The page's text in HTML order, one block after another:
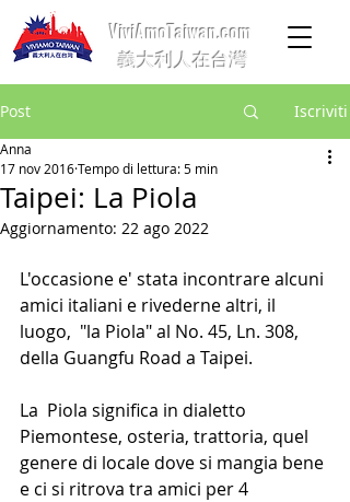
ViviAmoTaiwan.com
義大利人在台灣
Post Iscriviti
Taipei: La Piola
Anna
17 nov 2016Tempo di lettura: 5 min
Aggiornamento: 22 ago 2022
L'occasione e' stata incontrare alcuni
amici italiani e rivederne altri, il
luogo,  "la Piola" al No. 45, Ln. 308,
della Guangfu Road a Taipei.
La  Piola significa in dialetto
Piemontese, osteria, trattoria, quel
genere di locale dove si mangia bene
e ci si ritrova tra amici per 4